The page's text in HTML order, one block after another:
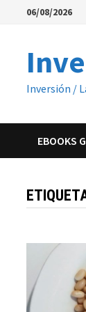
Saltar06/08/2026
Inversión /
EBOOKS